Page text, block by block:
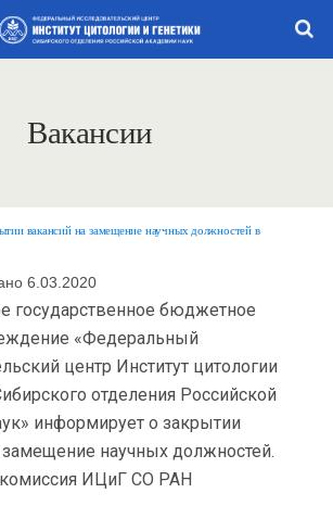
Вакансии
вакансий на замещение научных должностей в
6.03.2020
государственное бюджетное
«Федеральный
центр Институт цитологии
отделения Российской
информирует о закрытии
замещение научных должностей.
ИЦиГ СО РАН